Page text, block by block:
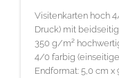
Visitenkarten hoch
Druck) mit
350 g/m²
4/0 farbig
Endformat: 5,0 cm x